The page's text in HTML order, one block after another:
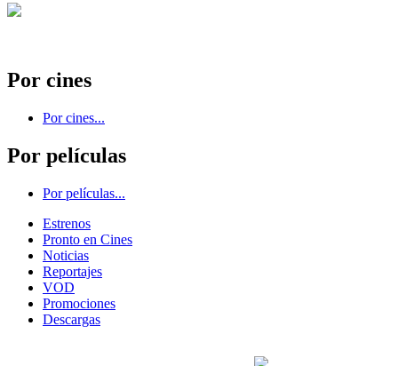
Por cines
Por cines...
Por películas
Por películas...
Estrenos
Pronto en Cines
Noticias
Reportajes
VOD
Promociones
Descargas